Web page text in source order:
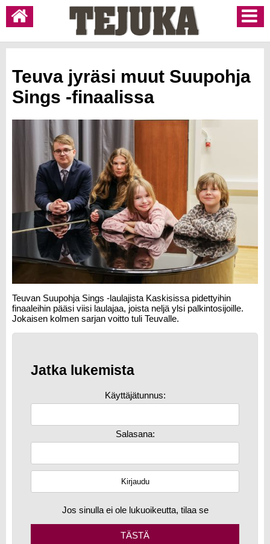
Teuva jyräsi muut Suupohja
Sings -finaalissa
Teuvan Suupohja Sings -laulajista Kaskisissa pidettyihin
finaaleihin pääsi viisi laulajaa, joista neljä ylsi palkintosijoille.
Jokaisen kolmen sarjan voitto tuli Teuvalle.
Jatka lukemista
Käyttäjätunnus:
Salasana:
Jos sinulla ei ole lukuoikeutta, tilaa se
TÄSTÄ